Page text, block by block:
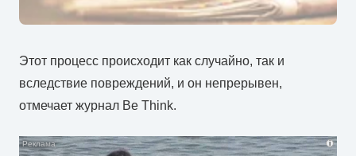
Этот процесс происходит как случайно, так и
вследствие повреждений, и он непрерывен,
отмечает журнал Be Think.
i